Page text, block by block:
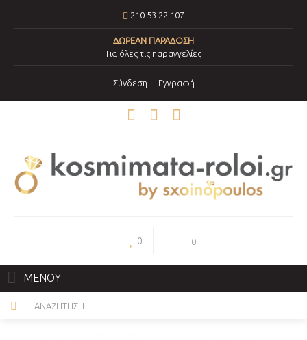
210 53 22 107
ΔΩΡΕΑΝ ΠΑΡΑΔΟΣΗ
Για όλες τις παραγγελίες
Σύνδεση Εγγραφή
0 0
ΜΕΝΟΥ